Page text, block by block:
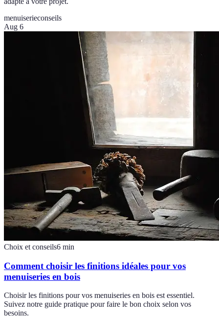
menuiserieconseils
Aug 6
Choix et conseils6 min
Comment choisir les finitions idéales pour vos
menuiseries en bois
Choisir les finitions pour vos menuiseries en bois est essentiel.
Suivez notre guide pratique pour faire le bon choix selon vos
besoins.